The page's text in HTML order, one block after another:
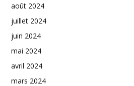
août 2024
juillet 2024
juin 2024
mai 2024
avril 2024
mars 2024